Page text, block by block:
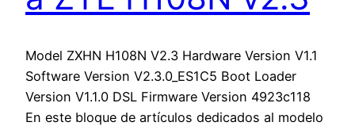
Model ZXHN H108N V2.3 Hardware Version V1.1
Software Version V2.3.0_ES1C5 Boot Loader
Version V1.1.0 DSL Firmware Version 4923c118
En este bloque de artículos dedicados al modelo